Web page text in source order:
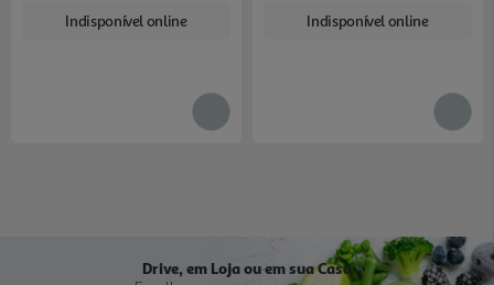
Indisponível online Indisponível online
Drive, em Loja ou em sua Casa